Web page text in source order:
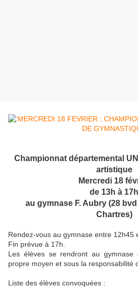
Championnat départemental
artistique
Mercredi 18
de 13h à 17h
au gymnase F. Aubry (28
Chartres)
Rendez-vous au gymnase entre 12h45
Fin prévue à 17h.
Les élèves se rendront au gymnase
propre moyen et sous la responsabilité
Liste des élèves convoquées :